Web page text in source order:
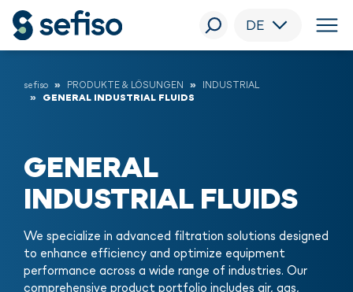
DE
sefiso PRODUKTE & LÖSUNGEN
INDUSTRIAL
GENERAL INDUSTRIAL FLUIDS
GENERAL
INDUSTRIAL FLUIDS
We specialize in advanced filtration solutions designed
to enhance efficiency and optimize equipment
performance across a wide range of industries. Our
comprehensive product portfolio includes air, gas,